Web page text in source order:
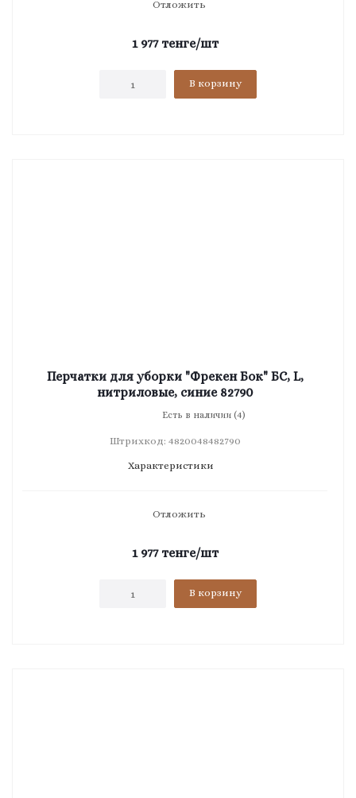
Отложить
1 977тенге/шт
В корзину
Перчатки для уборки "Фрекен Бок" БС, L,
нитриловые, синие 82790
Есть в наличии (4)
Штрихкод: 4820048482790
Характеристики
Отложить
1 977тенге/шт
В корзину